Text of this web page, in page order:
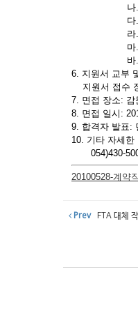
나. 주민
다. 졸업
라. 이력
마. 자격증
바. 신
6. 지원서 교부
지원서 접수
7. 면접 장소:
8. 면접 일시:
9. 합격자 발표:
10. 기타 자세
054)430-
20100528-계약
Prev FTA 대체